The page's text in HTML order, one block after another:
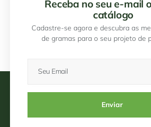
Receba no seu e-mail
catálogo
Cadastre-se agora e descubra as
de gramas para o seu projeto de
Enviar